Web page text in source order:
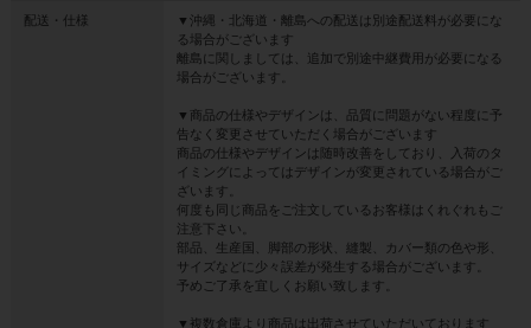
配送・仕様
▼沖縄・北海道・離島への配送は別途配送料が必要にな
る場合がございます
離島に関しましては、追加で別途中継費用が必要になる
場合がございます。
▼商品の仕様やデザインは、品質に問題がない程度に予
告なく変更させていただく場合がございます
商品の仕様やデザインは随時改善をしており、入荷のタ
イミングによってはデザインが変更されている場合がご
ざいます。
何度も同じ商品をご注文しているお客様はくれぐれもご
注意下さい。
部品、生産国、脚部の形状、縫製、カバー類の色や形、
サイズなどに少々誤差が発生する場合がございます。
予めご了承を宜しくお願い致します。
▼複数倉庫より商品は出荷させていただいております